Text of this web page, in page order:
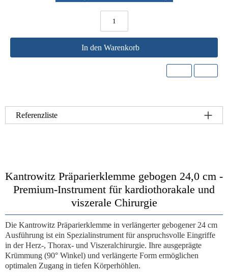
In den Warenkorb
Referenzliste
Kantrowitz Präparierklemme gebogen 24,0 cm -
Premium-Instrument für kardiothorakale und
viszerale Chirurgie
Die Kantrowitz Präparierklemme in verlängerter gebogener 24 cm
Ausführung ist ein Spezialinstrument für anspruchsvolle Eingriffe
in der Herz-, Thorax- und Viszeralchirurgie. Ihre ausgeprägte
Krümmung (90° Winkel) und verlängerte Form ermöglichen
optimalen Zugang in tiefen Körperhöhlen.